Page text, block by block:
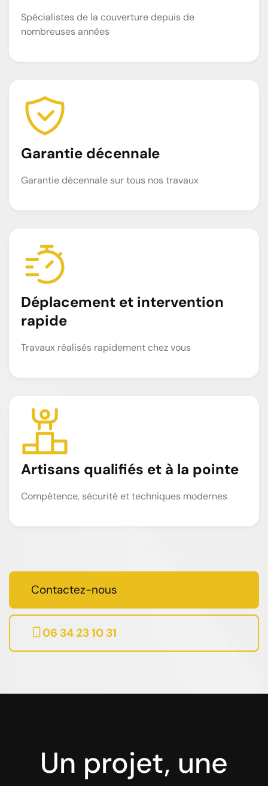
Spécialistes de la couverture depuis de
nombreuses années
Garantie décennale
Garantie décennale sur tous nos travaux
Déplacement et intervention
rapide
Travaux réalisés rapidement chez vous
Artisans qualifiés et à la pointe
Compétence, sécurité et techniques modernes
Contactez-nous
06 34 23 10 31
Un projet, une